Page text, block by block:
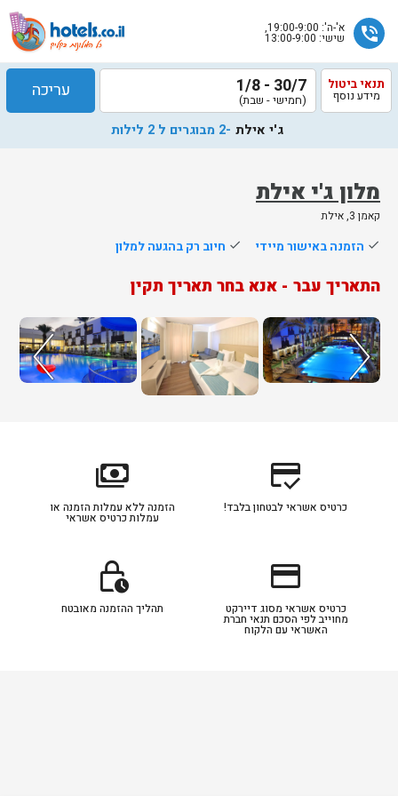
phone_in_talk א'-ה': 19:00-9:00,
שישי: 13:00-9:00
מלון ג'י אילת
קאמן 3, אילת
תנאי ביטול
מידע נוסף 30/7 - 1/8
(חמישי - שבת) עריכה
ג'י אילת -2 מבוגרים ל 2 לילות
done הזמנה באישור מיידי done חיוב רק בהגעה למלון
התאריך עבר - אנא בחר תאריך תקין
שלח
הוטלס
אליך
בשעות
הפעילות
credit_score
כרטיס אשראי לבטחון בלבד!
payments
הזמנה ללא עמלות הזמנה או
עמלות כרטיס אשראי
credit_card
כרטיס אשראי מסוג דיירקט
מחוייב לפי הסכם תנאי חברת
האשראי עם הלקוח
lock_clock
תהליך ההזמנה מאובטח